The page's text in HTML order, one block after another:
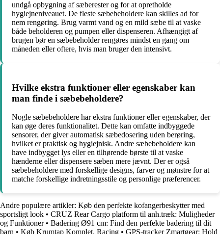
undgå opbygning af sæberester og for at opretholde
hygiejneniveauet. De fleste sæbebeholdere kan skilles ad for
nem rengøring. Brug varmt vand og en mild sæbe til at vaske
både beholderen og pumpen eller dispenseren. Afhængigt af
brugen bør en sæbebeholder rengøres mindst en gang om
måneden eller oftere, hvis man bruger den intensivt.
Hvilke ekstra funktioner eller egenskaber kan
man finde i sæbebeholdere?
Nogle sæbebeholdere har ekstra funktioner eller egenskaber, der
kan øge deres funktionalitet. Dette kan omfatte indbyggede
sensorer, der giver automatisk sæbedosering uden berøring,
hvilket er praktisk og hygiejnisk. Andre sæbebeholdere kan
have indbygget lys eller en tilhørende børste til at vaske
hænderne eller dispensere sæben mere jævnt. Der er også
sæbebeholdere med forskellige designs, farver og mønstre for at
matche forskellige indretningsstile og personlige præferencer.
Andre populære artikler: Køb den perfekte kofangerbeskytter med
sportsligt look • CRUZ Rear Cargo platform til anh.træk: Muligheder
og Funktioner• Badering Ø91 cm: Find den perfekte badering til dit
barn • Køb Krumtap Komplet, Racing • GPS-tracker Zmartgear: Hold